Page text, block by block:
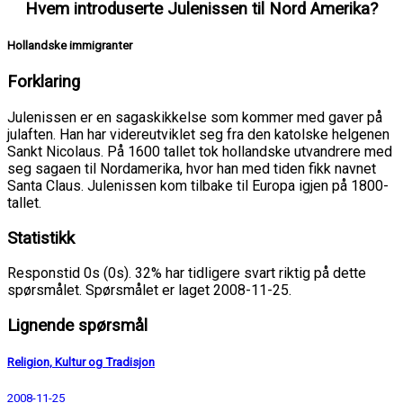
Hvem introduserte Julenissen til Nord Amerika?
Hollandske immigranter
Forklaring
Julenissen er en sagaskikkelse som kommer med gaver på
julaften. Han har videreutviklet seg fra den katolske helgenen
Sankt Nicolaus. På 1600 tallet tok hollandske utvandrere med
seg sagaen til Nordamerika, hvor han med tiden fikk navnet
Santa Claus. Julenissen kom tilbake til Europa igjen på 1800-
tallet.
Statistikk
Responstid 0s (0s). 32% har tidligere svart riktig på dette
spørsmålet. Spørsmålet er laget 2008-11-25.
Lignende spørsmål
Religion, Kultur og Tradisjon
2008-11-25